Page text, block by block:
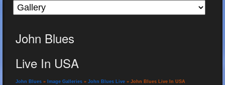
John Blues
Live In USA
John Blues » Image Galleries » John Blues Live » John Blues Live In USA